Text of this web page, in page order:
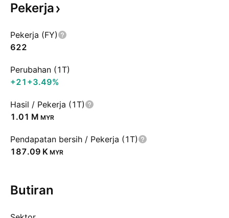
Pekerja
Pekerja (FY)
622
Perubahan (1T)
+21 +3.49%
Hasil / Pekerja (1T)
‪1.01 M‬ MYR
Pendapatan bersih / Pekerja (1T)
‪187.09 K‬ MYR
Butiran